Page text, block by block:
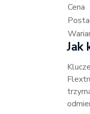
Cena
Jak